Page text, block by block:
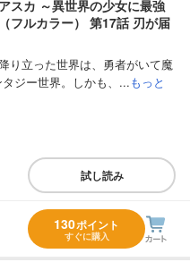
スカ ～異世界の少女に最強
フルカラー） 第17話 刃が届
り立った世界は、勇者がいて魔
ジー世界。しかも、...もっと
試し読み
130ポイント
すぐに購入